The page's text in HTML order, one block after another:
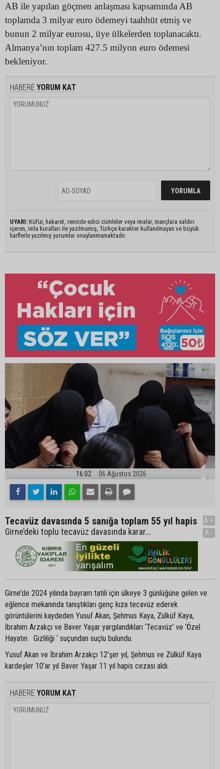
AB ile yapılan göçmen anlaşması kapsamında AB
toplamda 3 milyar euro ödemeyi taahhüt etmiş ve
bunun 2 milyar eurosu, üye ülkelerden toplanacaktı.
Almanya’nın toplam 427.5 milyon euro ödemesi
bekleniyor.
HABERE YORUM KAT
UYARI: Küfür, hakaret, rencide edici cümleler veya imalar, inançlara saldırı
içeren, imla kuralları ile yazılmamış, Türkçe karakter kullanılmayan ve büyük
harflerle yazılmış yorumlar onaylanmamaktadır.
16:02 06 Ağustos 2026
Tecavüz davasında 5 sanığa toplam 55 yıl hapis
Girne’deki toplu tecavüz davasında karar...
A+
A-
Girne’de 2024 yılında bayram tatili için ülkeye 3 günlüğüne gelen ve
eğlence mekanında tanıştıkları genç kıza tecavüz ederek
görüntülerini kaydeden Yusuf Akan, Şehmus Kaya, Zülküf Kaya,
İbrahim Arzakçı ve Baver Yaşar yargılandıkları ‘Tecavüz’ ve ‘Özel
Hayatın Gizliliği ‘ suçundan suçlu bulundu.
Yusuf Akan ve İbrahim Arzakçı 12’şer yıl, Şehmus ve Zülküf Kaya
kardeşler 10’ar yıl Baver Yaşar 11 yıl hapis cezası aldı.
HABERE YORUM KAT